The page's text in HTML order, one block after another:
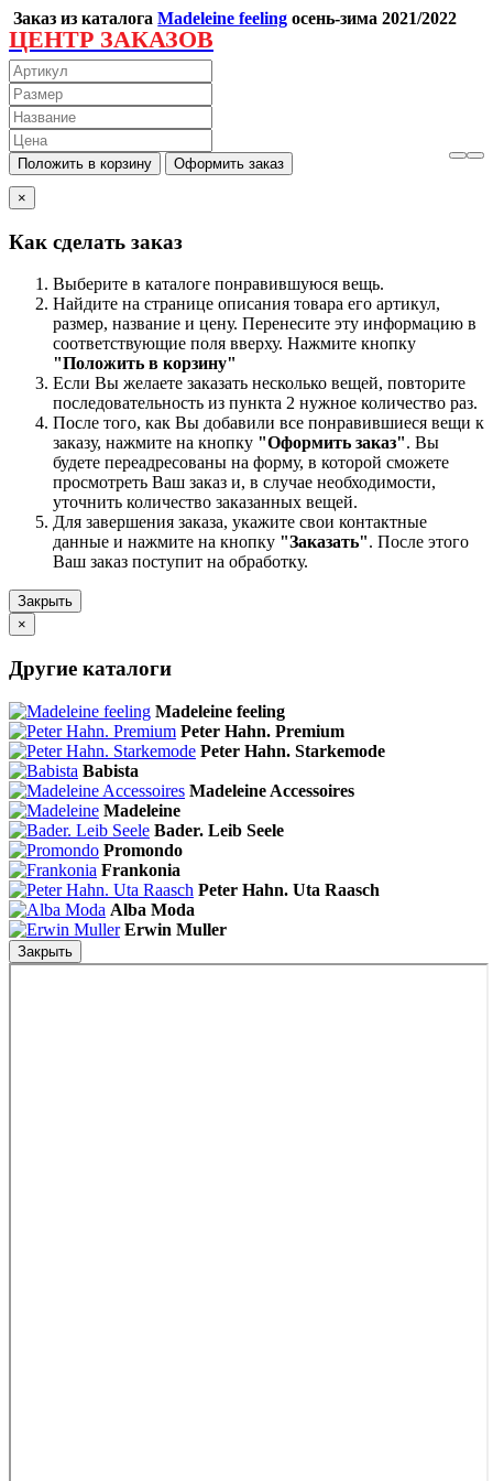
Заказ из каталогаMadeleine feeling осень-зима 2021/2022
ЦЕНТР ЗАКАЗОВ
×
Как сделать заказ
Выберите в каталоге понравившуюся вещь.
Найдите на странице описания товара его артикул,
размер, название и цену. Перенесите эту информацию в
соответствующие поля вверху. Нажмите кнопку
"Положить в корзину"
Если Вы желаете заказать несколько вещей, повторите
последовательность из пункта 2 нужное количество раз.
После того, как Вы добавили все понравившиеся вещи к
заказу, нажмите на кнопку "Оформить заказ". Вы
будете переадресованы на форму, в которой сможете
просмотреть Ваш заказ и, в случае необходимости,
уточнить количество заказанных вещей.
Для завершения заказа, укажите свои контактные
данные и нажмите на кнопку "Заказать". После этого
Ваш заказ поступит на обработку.
Закрыть
×
Другие каталоги
Madeleine feeling
Peter Hahn. Premium
Peter Hahn. Starkemode
Babista
Madeleine Accessoires
Madeleine
Bader. Leib Seele
Promondo
Frankonia
Peter Hahn. Uta Raasch
Alba Moda
Erwin Muller
Закрыть